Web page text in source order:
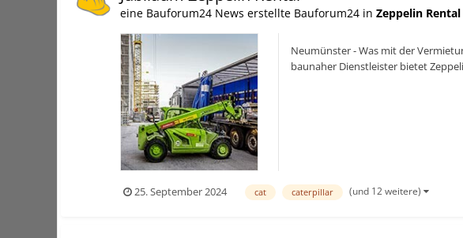
eine Bauforum24 News erstellte Bauforum24 in Zeppelin Rental
Neumünster - Was mit der
baunaher Dienstleister bietet
25. September 2024 cat caterpillar (und 12 weitere)